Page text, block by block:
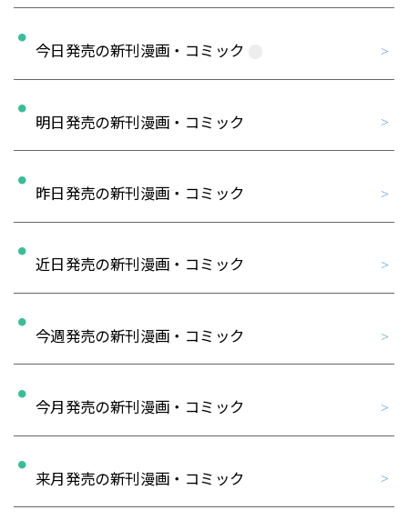
今日発売の新刊漫画・コミック
明日発売の新刊漫画・コミック
昨日発売の新刊漫画・コミック
近日発売の新刊漫画・コミック
今週発売の新刊漫画・コミック
今月発売の新刊漫画・コミック
来月発売の新刊漫画・コミック